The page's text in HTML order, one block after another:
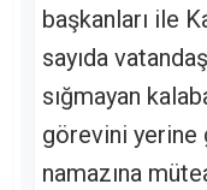
başkanları ile
sayıda
sığmayan
görevini yerine
namazına